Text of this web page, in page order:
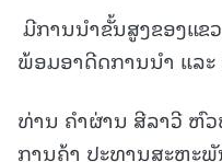
ມີການນໍາຂັ້ນສູງຂອງແຂ
ພ້ອມອາດີດການນໍາ ແລ
ທ່ານ ຄໍາຜ່ານ ສີລາວີ ຫົ
ການຄ້າ ປະທານສະຫະພັ